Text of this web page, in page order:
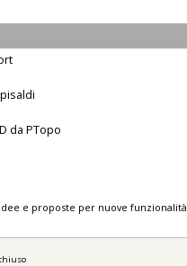
da PTopo
e proposte per nuove funzionalità